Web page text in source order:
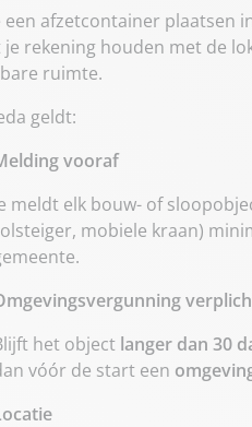
een afzetcontainer plaatsen
je rekening houden met de
ruimte.
geldt:
vooraf
meldt elk bouw- of
mobiele kraan)
het object langer dan 30
vóór de start een